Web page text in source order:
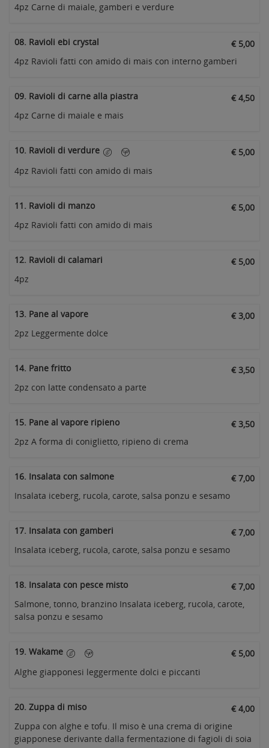
4pz Carne di maiale, gamberi e verdure
08. Ravioli ebi crystal
€ 5,00
4pz Ravioli fatti con amido di mais con interno gamberi
09. Ravioli di carne alla piastra
€ 4,50
4pz Carne di maiale e mais
10. Ravioli di verdure
€ 5,00
4pz Ravioli fatti con amido di mais
11. Ravioli di manzo
€ 5,00
4pz Ravioli fatti con amido di mais
12. Ravioli di calamari
€ 5,00
4pz
13. Pane al vapore
€ 3,00
2pz Leggermente dolce
14. Pane fritto
€ 3,50
2pz con latte condensato a parte
15. Pane al vapore ripieno
€ 3,50
2pz A forma di coniglietto, ripieno di crema
16. Insalata con salmone
€ 7,00
Insalata iceberg, rucola, carote, salsa ponzu e sesamo
17. Insalata con gamberi
€ 7,00
Insalata iceberg, rucola, carote, salsa ponzu e sesamo
18. Insalata con pesce misto
€ 7,00
Salmone, tonno, branzino Insalata iceberg, rucola, carote,
salsa ponzu e sesamo
19. Wakame
€ 5,00
Alghe giapponesi leggermente dolci e piccanti
20. Zuppa di miso
€ 4,00
Zuppa con alghe e tofu. Il miso è una crema di origine
giapponese derivante dalla fermentazione di fagioli di soia